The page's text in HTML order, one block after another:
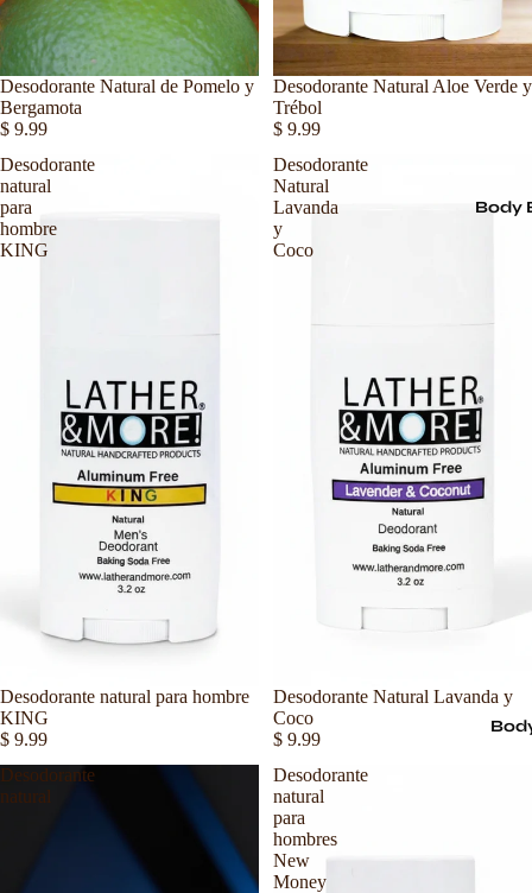
Body
Desodorante Natural de Pomelo y
Bergamota
$ 9.99
Desodorante Natural Aloe Verde y
Trébol
$ 9.99
Desodorante
natural
para
hombre
KING
Desodorante natural para hombre
KING
$ 9.99
Desodorante
Natural
Lavanda
y
Coco
Desodorante Natural Lavanda y
Coco
$ 9.99
Desodorante
natural
Desodorante
natural
para
hombres
New
Money